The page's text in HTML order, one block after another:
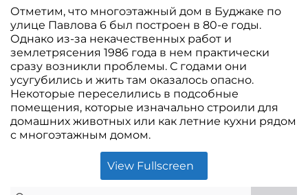
Отметим, что многоэтажный дом в Буджаке по
улице Павлова 6 был построен в 80-е годы.
Однако из-за некачественных работ и
землетрясения 1986 года в нем практически
сразу возникли проблемы. С годами они
усугубились и жить там оказалось опасно.
Некоторые переселились в подсобные
помещения, которые изначально строили для
домашних животных или как летние кухни рядом
с многоэтажным домом.
View Fullscreen